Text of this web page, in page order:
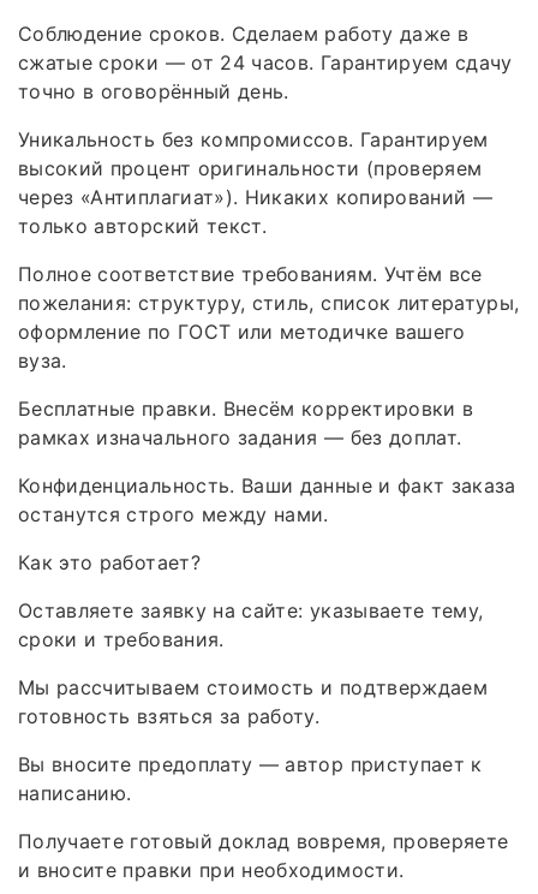
Соблюдение сроков. Сделаем работу даже в
сжатые сроки — от 24 часов. Гарантируем сдачу
точно в оговорённый день.
Уникальность без компромиссов. Гарантируем
высокий процент оригинальности (проверяем
через «Антиплагиат»). Никаких копирований —
только авторский текст.
Полное соответствие требованиям. Учтём все
пожелания: структуру, стиль, список литературы,
оформление по ГОСТ или методичке вашего
вуза.
Бесплатные правки. Внесём корректировки в
рамках изначального задания — без доплат.
Конфиденциальность. Ваши данные и факт заказа
останутся строго между нами.
Как это работает?
Оставляете заявку на сайте: указываете тему,
сроки и требования.
Мы рассчитываем стоимость и подтверждаем
готовность взяться за работу.
Вы вносите предоплату — автор приступает к
написанию.
Получаете готовый доклад вовремя, проверяете
и вносите правки при необходимости.